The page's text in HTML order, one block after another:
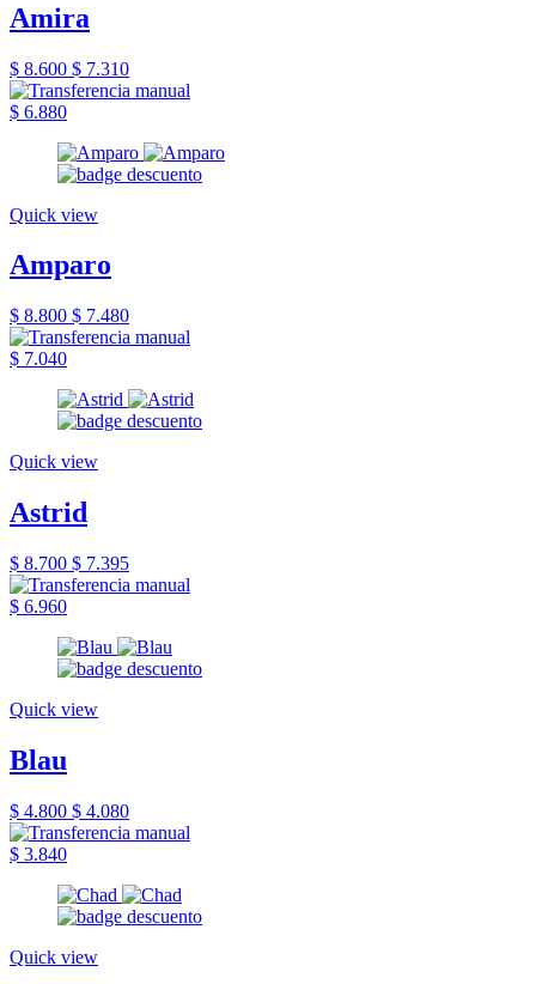
Amira
$ 8.600 $ 7.310
$ 6.880
Quick view
Amparo
$ 8.800 $ 7.480
$ 7.040
Quick view
Astrid
$ 8.700 $ 7.395
$ 6.960
Quick view
Blau
$ 4.800 $ 4.080
$ 3.840
Quick view